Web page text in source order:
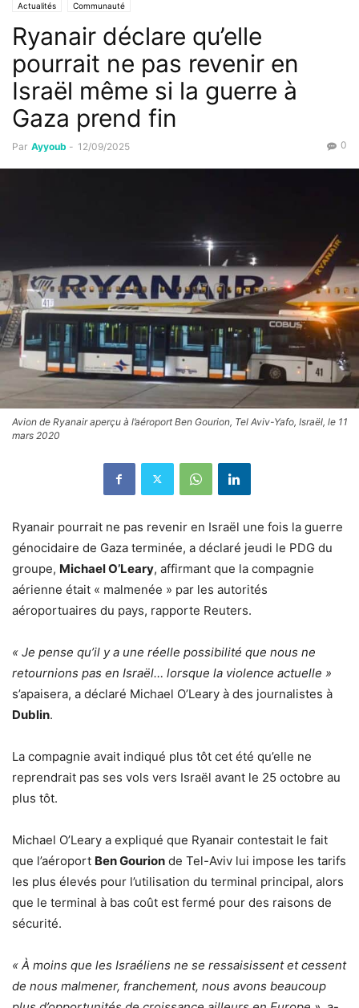
Actualités Communauté
Ryanair déclare qu’elle
pourrait ne pas revenir en
Israël même si la guerre à
Gaza prend fin
Par Ayyoub - 12/09/2025 0
Avion de Ryanair aperçu à l’aéroport Ben Gourion, Tel Aviv-Yafo, Israël, le 11
mars 2020
Ryanair pourrait ne pas revenir en Israël une fois la guerre
génocidaire de Gaza terminée, a déclaré jeudi le PDG du
groupe, Michael O’Leary, affirmant que la compagnie
aérienne était « malmenée » par les autorités
aéroportuaires du pays, rapporte Reuters.
« Je pense qu’il y a une réelle possibilité que nous ne
retournions pas en Israël… lorsque la violence actuelle »
s’apaisera, a déclaré Michael O’Leary à des journalistes à
Dublin.
La compagnie avait indiqué plus tôt cet été qu’elle ne
reprendrait pas ses vols vers Israël avant le 25 octobre au
plus tôt.
Michael O’Leary a expliqué que Ryanair contestait le fait
que l’aéroport Ben Gourion de Tel-Aviv lui impose les tarifs
les plus élevés pour l’utilisation du terminal principal, alors
que le terminal à bas coût est fermé pour des raisons de
sécurité.
« À moins que les Israéliens ne se ressaisissent et cessent
de nous malmener, franchement, nous avons beaucoup